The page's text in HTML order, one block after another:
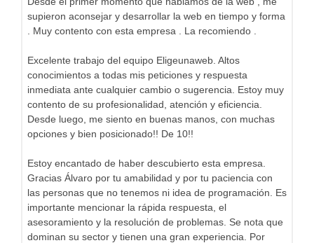
supieron aconsejar y desarrollar la web en tiempo y forma
. Muy contento con esta empresa . La recomiendo .
Excelente trabajo del equipo Eligeunaweb. Altos
conocimientos a todas mis peticiones y respuesta
inmediata ante cualquier cambio o sugerencia. Estoy muy
contento de su profesionalidad, atención y eficiencia.
Desde luego, me siento en buenas manos, con muchas
opciones y bien posicionado!! De 10!!
Estoy encantado de haber descubierto esta empresa.
Gracias Álvaro por tu amabilidad y por tu paciencia con
las personas que no tenemos ni idea de programación. Es
importante mencionar la rápida respuesta, el
asesoramiento y la resolución de problemas. Se nota que
dominan su sector y tienen una gran experiencia. Por